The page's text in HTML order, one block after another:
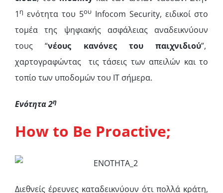
1 η ενότητα του 5ου Infocom Security, ειδικοί στο
τομέα της ψηφιακής ασφάλειας αναδεικνύουν
τους “νέους κανόνες του παιχνιδιού”,
χαρτογραφώντας τις τάσεις των απειλών και το
τοπίο των υποδομών του ΙΤ σήμερα.
Ενότητα2η
How to Be Proactive;
Διεθνείς έρευνες καταδεικνύουν ότι πολλά κράτη,